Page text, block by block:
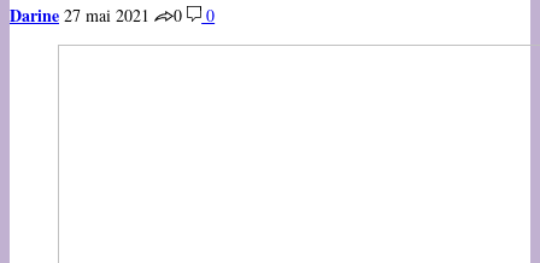
Darine 27 mai 2021 0 0